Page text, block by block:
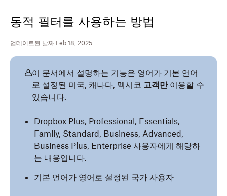
동적 필터를 사용하는 방법
업데이트된 날짜 Feb 18, 2025
이 문서에서 설명하는 기능은 영어가 기본 언어
로 설정된 미국, 캐나다, 멕시코 고객만이용할 수
있습니다.
Dropbox Plus, Professional, Essentials,
Family, Standard, Business, Advanced,
Business Plus, Enterprise 사용자에게 해당하
는 내용입니다.
기본 언어가 영어로 설정된 국가 사용자